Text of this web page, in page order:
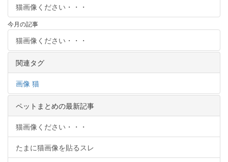
猫画像ください・・・
今月の記事
猫画像ください・・・
関連タグ
画像 猫
ペットまとめの最新記事
猫画像ください・・・
たまに猫画像を貼るスレ